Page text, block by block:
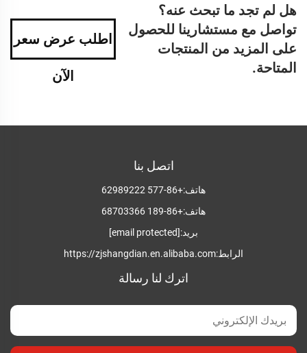
هل لم تجد ما تبحث عنه؟
تواصل مع مستشارينا للحصول
على المزيد من المنتجات
المتاحة.
اطلب عرض سعر
الآن
اتصل بنا
هاتف:+86-577 62989222
هاتف:+86-189 68703366
بريد:[email protected]
الرابط:https://zjshangdian.en.alibaba.com
اترك لنا رسالة